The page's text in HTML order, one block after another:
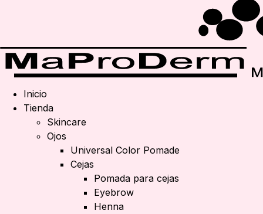
Inicio
Tienda
Skincare
Ojos
Universal Color Pomade
Cejas
Pomada para cejas
Eyebrow
Henna